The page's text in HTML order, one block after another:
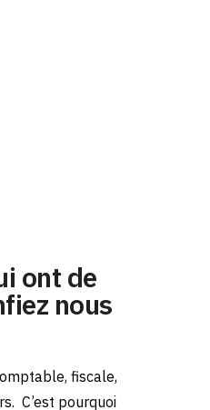
ont de
nous
fiscale,
C’est pourquoi